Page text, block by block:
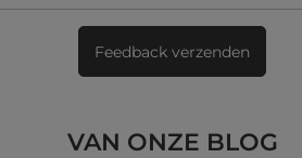
Feedback verzenden
VAN ONZE BLOG